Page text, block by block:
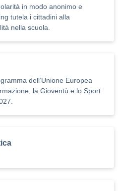
in modo anonimo e
tutela i cittadini alla
nella scuola.
dell’Unione Europea
la Gioventù e lo Sport